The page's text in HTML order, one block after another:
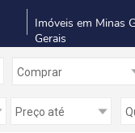
Imóveis em Minas
Gerais